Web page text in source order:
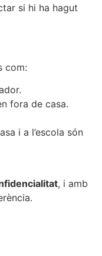
si hi ha hagut
com:
fora de casa.
i a l’escola són
, i amb